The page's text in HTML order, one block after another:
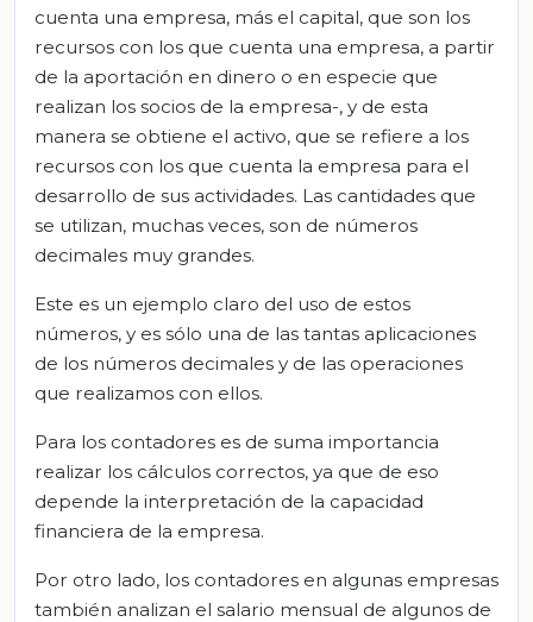
cuenta una empresa, más el capital, que son los
recursos con los que cuenta una empresa, a partir
de la aportación en dinero o en especie que
realizan los socios de la empresa-, y de esta
manera se obtiene el activo, que se refiere a los
recursos con los que cuenta la empresa para el
desarrollo de sus actividades. Las cantidades que
se utilizan, muchas veces, son de números
decimales muy grandes.
Este es un ejemplo claro del uso de estos
números, y es sólo una de las tantas aplicaciones
de los números decimales y de las operaciones
que realizamos con ellos.
Para los contadores es de suma importancia
realizar los cálculos correctos, ya que de eso
depende la interpretación de la capacidad
financiera de la empresa.
Por otro lado, los contadores en algunas empresas
también analizan el salario mensual de algunos de